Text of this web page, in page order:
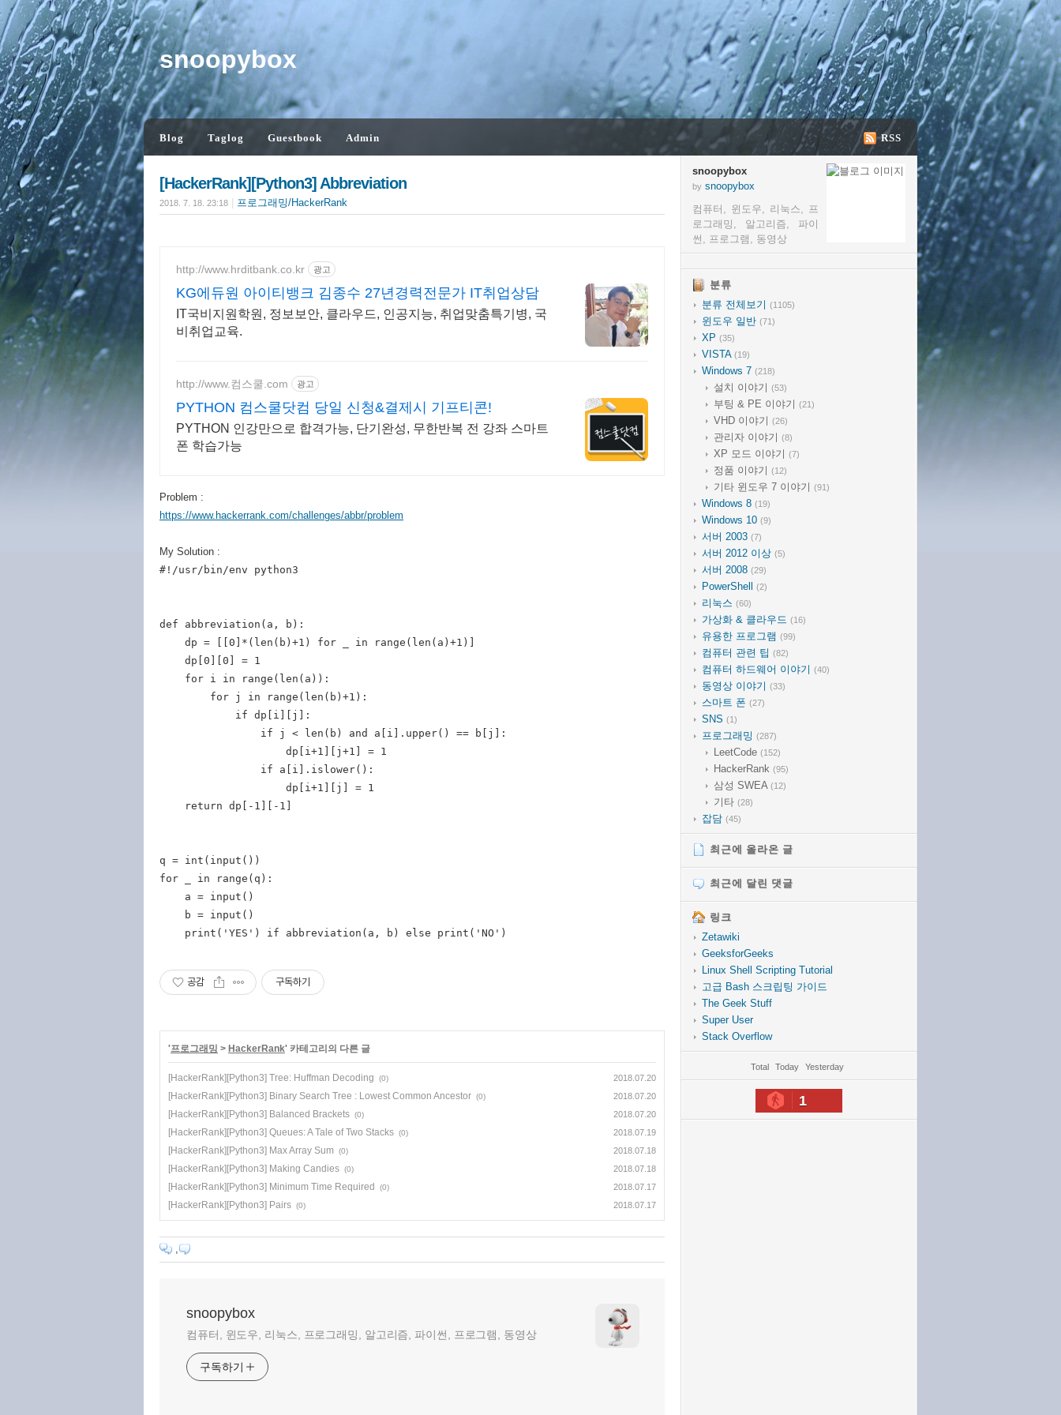
snoopybox
Blog Taglog Guestbook Admin RSS
[HackerRank][Python3] Abbreviation
2018. 7. 18. 23:18 프로그래밍/HackerRank
http://www.hrditbank.co.kr 광고
KG에듀원 아이티뱅크 김종수 27년경력전문가 IT취업상담
IT국비지원학원, 정보보안, 클라우드, 인공지능, 취업맞춤특기병, 국
비취업교육.
http://www.컴스쿨.com 광고
PYTHON 컴스쿨닷컴 당일 신청&결제시 기프티콘!
PYTHON 인강만으로 합격가능, 단기완성, 무한반복 전 강좌 스마트
폰 학습가능
Problem :
https://www.hackerrank.com/challenges/abbr/problem
My Solution :
#!/usr/bin/env python3
def abbreviation(a, b):
    dp = [[0]*(len(b)+1) for _ in range(len(a)+1)]
    dp[0][0] = 1
    for i in range(len(a)):
        for j in range(len(b)+1):
            if dp[i][j]:
                if j < len(b) and a[i].upper() == b[j]:
                    dp[i+1][j+1] = 1
                if a[i].islower():
                    dp[i+1][j] = 1
    return dp[-1][-1]
q = int(input())
for _ in range(q):
    a = input()
    b = input()
공감 구독하기
'프로그래밍 > HackerRank' 카테고리의 다른 글
[HackerRank][Python3] Tree: Huffman Decoding (0) 2018.07.20
[HackerRank][Python3] Binary Search Tree : Lowest Common Ancestor (0) 2018.07.20
[HackerRank][Python3] Balanced Brackets (0) 2018.07.20
[HackerRank][Python3] Queues: A Tale of Two Stacks (0) 2018.07.19
[HackerRank][Python3] Max Array Sum (0) 2018.07.18
[HackerRank][Python3] Making Candies (0) 2018.07.18
[HackerRank][Python3] Minimum Time Required (0) 2018.07.17
[HackerRank][Python3] Pairs (0) 2018.07.17
,
snoopybox
컴퓨터, 윈도우, 리눅스, 프로그래밍, 알고리즘, 파이썬, 프로그램, 동영상
구독하기
snoopybox
by snoopybox
컴퓨터, 윈도우, 리눅스, 프
로그래밍, 알고리즘, 파이
썬, 프로그램, 동영상
분류
분류
분류 전체보기 (1105)
윈도우 일반 (71)
XP (35)
VISTA (19)
Windows 7 (218)
설치 이야기 (53)
부팅 & PE 이야기 (21)
VHD 이야기 (26)
관리자 이야기 (8)
XP 모드 이야기 (7)
정품 이야기 (12)
기타 윈도우 7 이야기 (91)
Windows 8 (19)
Windows 10 (9)
서버 2003 (7)
서버 2012 이상 (5)
서버 2008 (29)
PowerShell (2)
리눅스 (60)
가상화 & 클라우드 (16)
유용한 프로그램 (99)
컴퓨터 관련 팁 (82)
컴퓨터 하드웨어 이야기 (40)
동영상 이야기 (33)
스마트 폰 (27)
SNS (1)
프로그래밍 (287)
LeetCode (152)
HackerRank (95)
삼성 SWEA (12)
기타 (28)
잡담 (45)
최근에 올라온 글
최근에 올라온 글
최근에 달린 댓글
최근에 달린 댓글
링크
링크
Zetawiki
GeeksforGeeks
Linux Shell Scripting Tutorial
고급 Bash 스크립팅 가이드
The Geek Stuff
Super User
Stack Overflow
Total Today Yesterday
1